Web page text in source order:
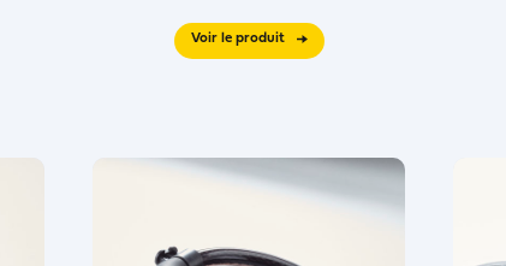
Voir le produit